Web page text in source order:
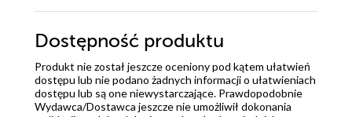
Dostępność produktu
Produkt nie został jeszcze oceniony pod kątem ułatwień
dostępu lub nie podano żadnych informacji o ułatwieniach
dostępu lub są one niewystarczające. Prawdopodobnie
Wydawca/Dostawca jeszcze nie umożliwił dokonania